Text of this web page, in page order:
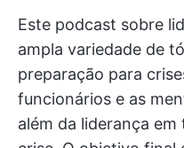
Este podcast sobre
ampla variedade de
preparação para
funcionários e as
além da liderança